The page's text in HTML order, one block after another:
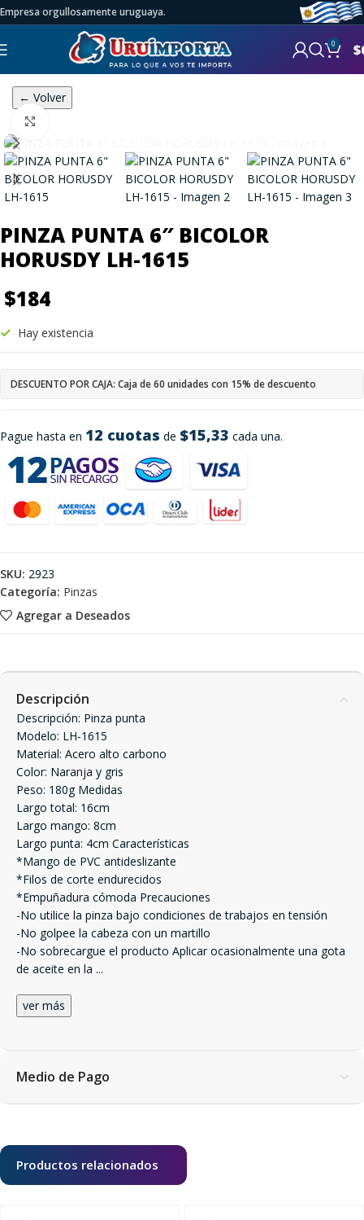
Empresa orgullosamente uruguaya.
0 $
← Volver
PINZA PUNTA 6″ BICOLOR
HORUSDY LH-1615
$184
Pague hasta en 12 cuotas de $15,33 cada una.
Hay existencia
DESCUENTO POR CAJA: Caja de 60 unidades con 15% de descuento
Agregar a Deseados
SKU: 2923
Categoría: Pinzas
Descripción
Descripción: Pinza punta
Modelo: LH-1615
Material: Acero alto carbono
Color: Naranja y gris
Peso: 180g Medidas
Largo total: 16cm
Largo mango: 8cm
Largo punta: 4cm Características
*Mango de PVC antideslizante
*Filos de corte endurecidos
*Empuñadura cómoda Precauciones
-No utilice la pinza bajo condiciones de trabajos en tensión
-No golpee la cabeza con un martillo
-No sobrecargue el producto Aplicar ocasionalmente una gota
de aceite en la ...
ver más
Medio de Pago
Productos relacionados